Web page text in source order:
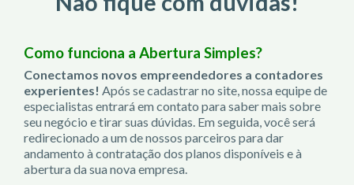
Como funciona a Abertura Simples?
Conectamos novos empreendedores a contadores
experientes! Após se cadastrar no site, nossa equipe de
especialistas entrará em contato para saber mais sobre
seu negócio e tirar suas dúvidas. Em seguida, você será
redirecionado a um de nossos parceiros para dar
andamento à contratação dos planos disponíveis e à
abertura da sua nova empresa.